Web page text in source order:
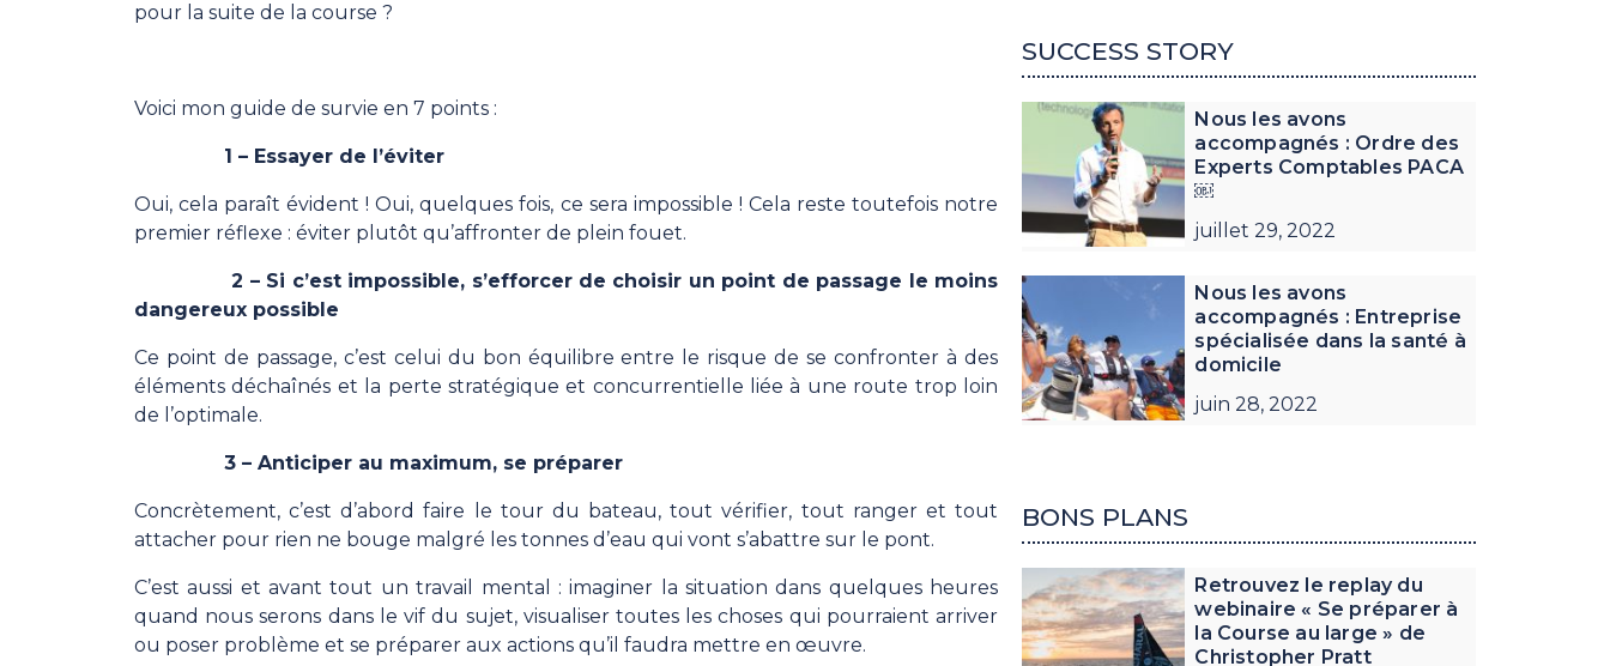
pour la suite de la course ?
Voici mon guide de survie en 7 points :
1 – Essayer de l’éviter
Oui, cela paraît évident ! Oui, quelques fois, ce sera impossible ! Cela reste toutefois notre
premier réflexe : éviter plutôt qu’affronter de plein fouet.
2 – Si c’est impossible, s’efforcer de choisir un point de passage le moins
dangereux possible
Ce point de passage, c’est celui du bon équilibre entre le risque de se confronter à des
éléments déchaînés et la perte stratégique et concurrentielle liée à une route trop loin
de l’optimale.
3 – Anticiper au maximum, se préparer
Concrètement, c’est d’abord faire le tour du bateau, tout vérifier, tout ranger et tout
attacher pour rien ne bouge malgré les tonnes d’eau qui vont s’abattre sur le pont.
C’est aussi et avant tout un travail mental : imaginer la situation dans quelques heures
quand nous serons dans le vif du sujet, visualiser toutes les choses qui pourraient arriver
ou poser problème et se préparer aux actions qu’il faudra mettre en œuvre.
SUCCESS STORY
Nous les avons
accompagnés : Ordre des
Experts Comptables PACA
￼
juillet 29, 2022
Nous les avons
accompagnés : Entreprise
spécialisée dans la santé à
domicile
juin 28, 2022
BONS PLANS
Retrouvez le replay du
webinaire « Se préparer à
la Course au large » de
Christopher Pratt